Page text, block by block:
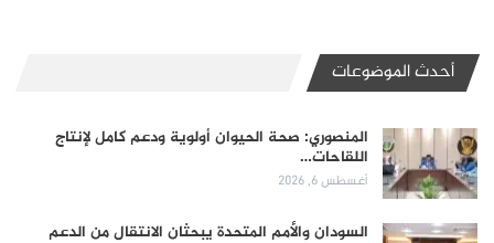
أحدث الموضوعات
المنصوري: صحة الحيوان أولوية ودعم كامل لإنتاج
اللقاحات…
أغسطس 6, 2026
السودان والأمم المتحدة يبحثان الانتقال من الدعم